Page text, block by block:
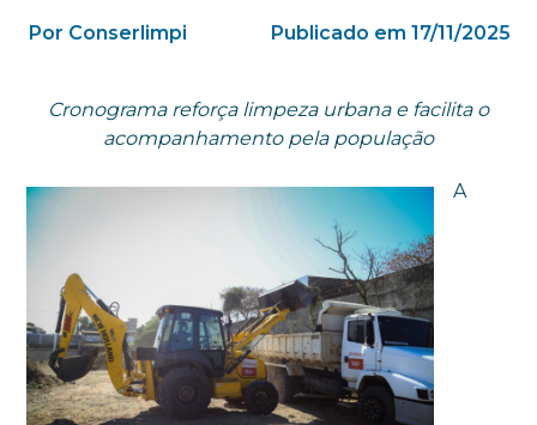
Por Conserlimpi Publicado em 17/11/2025
Cronograma reforça limpeza urbana e facilita o
acompanhamento pela população
A